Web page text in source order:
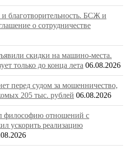
благотворительность. БСЖ и
о сотрудничестве
скидки на машино-места.
только до конца лета 06.08.2026
перед судом за мошенничество,
205 тыс. рублей 06.08.2026
философию отношений с
ускорить реализацию